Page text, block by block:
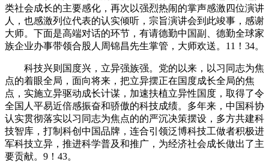
类社会成长的主要感化，再次以强烈热闹的掌声感激四位演讲
人，也感激列位代表的认实倾听，宗旨演讲会到此竣事，感谢
大师。下面是高端对话的环节，有请德勤中国副、德勤全球家
族企业办事带领合股人周锦昌先生掌管，大师欢送。11！34。
科技兴则国度兴，立异强族强。党的以来，以习同志为焦
点的着眼全局，面向将来，把立异摆正在国度成长全局的焦
点，实施立异驱动成长计谋，加速扶植立异性国度，取得了令
全国人平易近倍感振奋和骄傲的科技成绩。多年来，中国科协
认实贯彻落实以习同志为焦点的的严沉决策摆设，多方共建科
技智库，打制科创中国品牌，连合引领泛博科技工做者积极进
军科技立异，推进科学普及和推广，为经济社会成长做出了主
要贡献。9！43。